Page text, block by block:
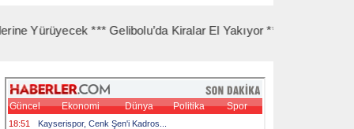
*** Gelibolu’da Kiralar El Yakıyor *** Gelibolu